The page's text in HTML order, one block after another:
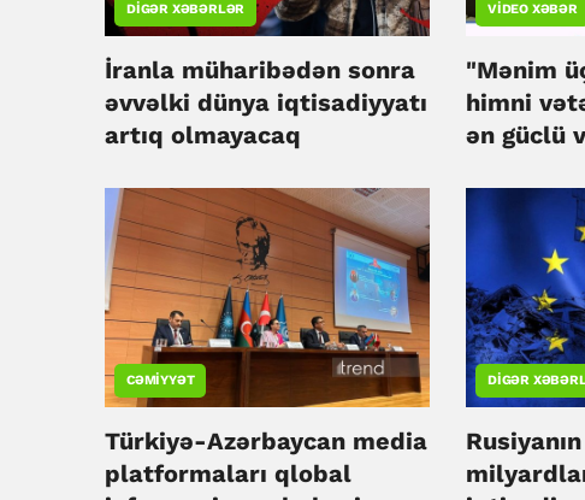
DIGƏR XƏBƏRLƏR
İranla müharibədən sonra
əvvəlki dünya iqtisadiyyatı
artıq olmayacaq
VIDEO XƏBƏR
"Mənim
himni
ən güclü
Eldarova
Dialoq"
CƏMIYYƏT
Türkiyə-Azərbaycan media
platformaları qlobal
DIGƏR